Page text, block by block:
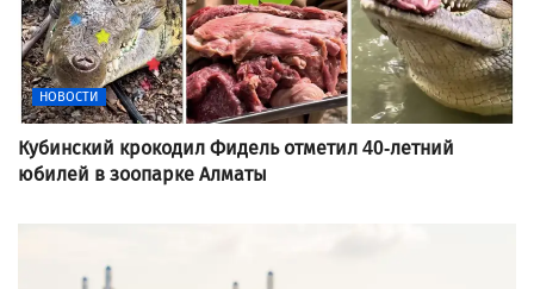
НОВОСТИ
Кубинский крокодил Фидель отметил 40-летний
юбилей в зоопарке Алматы